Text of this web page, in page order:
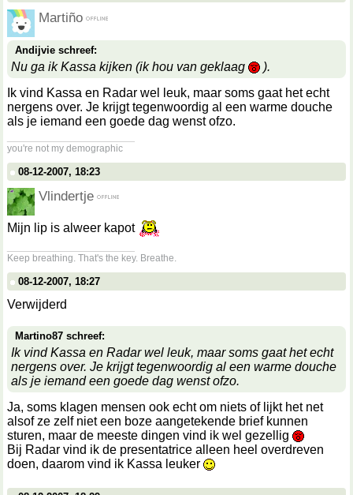
Martiño
Andijvie schreef:
Nu ga ik Kassa kijken (ik hou van geklaag
).
Ik vind Kassa en Radar wel leuk, maar soms gaat het echt
nergens over. Je krijgt tegenwoordig al een warme douche
als je iemand een goede dag wenst ofzo.
you're not my demographic
08-12-2007, 18:23
Vlindertje
Mijn lip is alweer kapot
Keep breathing. That's the key. Breathe.
08-12-2007, 18:27
Verwijderd
Martino87 schreef:
Ik vind Kassa en Radar wel leuk, maar soms gaat het echt
nergens over. Je krijgt tegenwoordig al een warme douche
als je iemand een goede dag wenst ofzo.
Ja, soms klagen mensen ook echt om niets of lijkt het net
alsof ze zelf niet een boze aangetekende brief kunnen
sturen, maar de meeste dingen vind ik wel gezellig
Bij Radar vind ik de presentatrice alleen heel overdreven
doen, daarom vind ik Kassa leuker